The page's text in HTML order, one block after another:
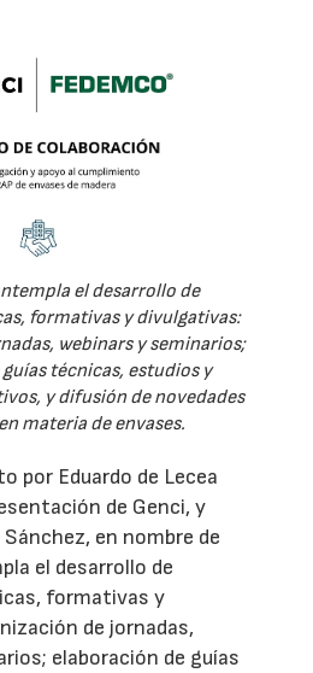
el desarrollo de
formativas y divulgativas:
webinars y seminarios;
técnicas, estudios y
y difusión de novedades
materia de envases.
por Eduardo de Lecea
de Genci, y
en nombre de
el desarrollo de
formativas y
de jornadas,
elaboración de guías